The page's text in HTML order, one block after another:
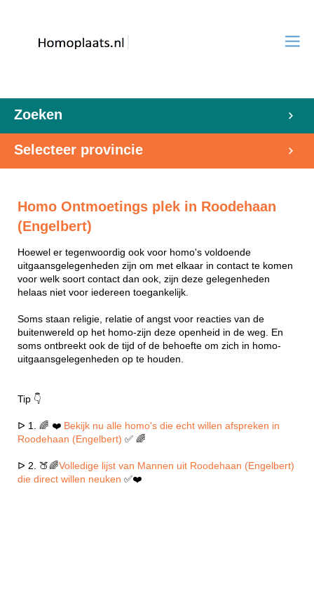
Zoeken
Selecteer provincie
Homo Ontmoetings plek in Roodehaan
(Engelbert)
Hoewel er tegenwoordig ook voor homo's voldoende
uitgaansgelegenheden zijn om met elkaar in contact te komen
voor welk soort contact dan ook, zijn deze gelegenheden
helaas niet voor iedereen toegankelijk.
Soms staan religie, relatie of angst voor reacties van de
buitenwereld op het homo-zijn deze openheid in de weg. En
soms ontbreekt ook de tijd of de behoefte om zich in homo-
uitgaansgelegenheden op te houden.
Tip 👇
ᐅ 1. 🌈 ❤️ Bekijk nu alle homo's die echt willen afspreken in
Roodehaan (Engelbert) ✅ 🌈
ᐅ 2. 🍑🌈Volledige lijst van Mannen uit Roodehaan (Engelbert)
die direct willen neuken ✅❤️